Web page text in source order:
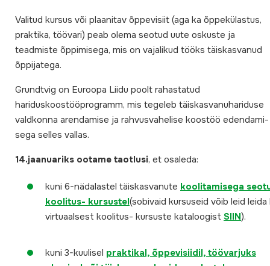
Valitud kursus või plaanitav õppevisiit (aga ka õppekülastus,
praktika, töövari) peab olema seotud uute oskuste ja
teadmiste õppimisega, mis on vajalikud tööks täiskasvanud
õppijatega.
Grundtvig on Euroopa Liidu poolt rahastatud
hariduskoostööprogramm, mis tegeleb täiskasvanuhariduse
valdkonna arendamise ja rahvusvahelise koostöö edendami-
sega selles vallas.
14.jaanuariks ootame taotlusi, et osaleda:
kuni 6-nädalastel täiskasvanute koolitamisega
koolitus- kursustel(sobivaid kursuseid võib leid leida
virtuaalsest koolitus- kursuste kataloogist SIIN).
kuni 3-kuulisel praktikal, õppevisiidil, töövarjuks